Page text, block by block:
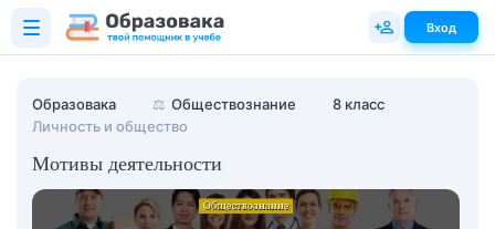
Образовака ⚖️ Обществознание
8 класс
Личность и общество
Мотивы деятельности
Вход